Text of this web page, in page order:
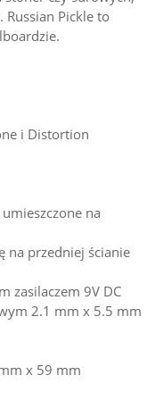
Pickle to
i Distortion
na
na przedniej ścianie
zasilaczem 9V DC
2.1 mm x 5.5 mm
x 59 mm